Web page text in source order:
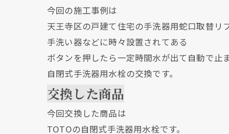
今回の施工事例は
天王寺区の戸建て住宅の手洗器用蛇口取替リ
手洗い器などに時々設置されてある
ボタンを押したら一定時間水が出て自動で止
自閉式手洗器用水栓の交換です。
交換した商品
今回交換した商品は
TOTOの自閉式手洗器用水栓です。